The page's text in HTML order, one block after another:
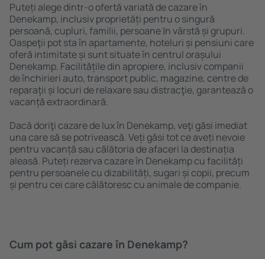
Puteți alege dintr-o ofertă variată de cazare în
Denekamp, inclusiv proprietăți pentru o singură
persoană, cupluri, familii, persoane ȋn vârstă și grupuri.
Oaspeţii pot sta în apartamente, hoteluri și pensiuni care
oferă intimitate și sunt situate în centrul orașului
Denekamp. Facilitățile din apropiere, inclusiv companii
de închirieri auto, transport public, magazine, centre de
reparaţii și locuri de relaxare sau distracţie, garantează o
vacanță extraordinară.
Dacă doriţi cazare de lux în Denekamp, veţi găsi imediat
una care să se potrivească. Veți găsi tot ce aveți nevoie
pentru vacanță sau călătoria de afaceri la destinația
aleasă. Puteți rezerva cazare în Denekamp cu facilități
pentru persoanele cu dizabilități, sugari și copii, precum
și pentru cei care călătoresc cu animale de companie.
Cum pot găsi cazare în Denekamp?